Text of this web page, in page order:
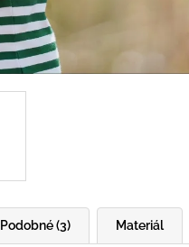
Podobné (3) Materiál